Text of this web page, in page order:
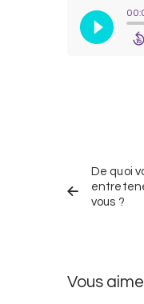
dans
les
De quoi
vous ?
Vous